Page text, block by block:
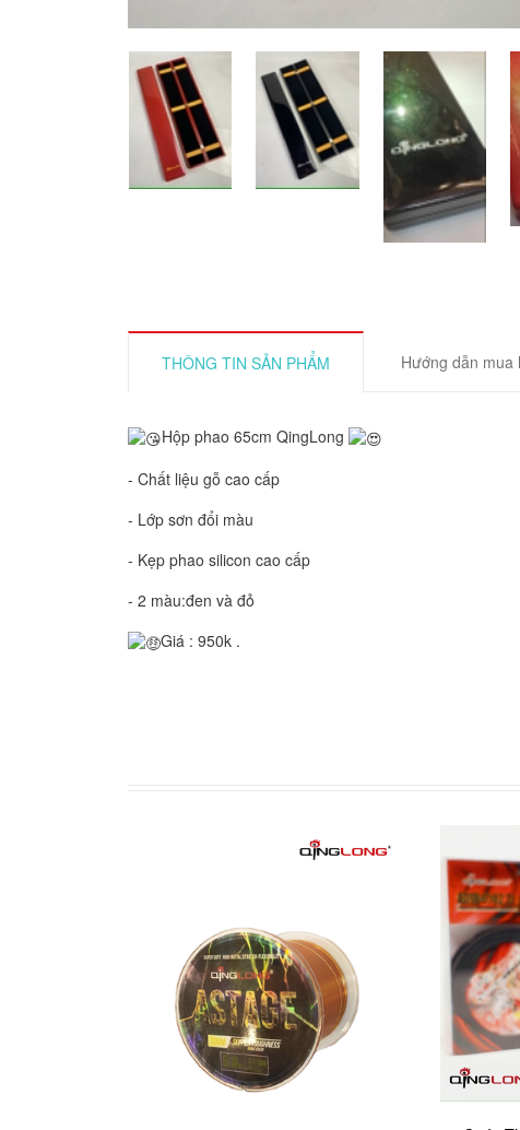
THÔNG TIN SẢN PHẨM Hướng dẫn mua
Hộp phao 65cm QingLong
- Chất liệu gỗ cao cấp
- Lớp sơn đổi màu
- Kẹp phao silicon cao cấp
- 2 màu:đen và đỏ
Giá : 950k .